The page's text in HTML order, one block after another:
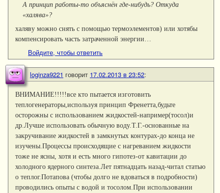
А принцип работы-то объяснён где-нибудь? Откуда
«халява»?
халяву можно снять с помощью термоэлементов) или хотябы
компенсировать часть затраченной энергии…
Войдите, чтобы ответить
loginza9221 говорит 17.02.2013 в 23:52:
ВНИМАНИЕ!!!!!все кто пытается изготовить
теплогенераторы,используя принцип Френетта,будьте
осторожны с использованием жидкостей-например(тосол)и
др.Лучше использовать обычную воду.Т.Г.-основанные на
закручивание жидкостей в замкнутых контурах-до конца не
изучены.Процессы происходящие с нагреванием жидкости
тоже не ясны, хотя и есть много гипотез-от кавитации до
холодного ядерного синтеза.Лет пятнадцать назад-читал статью
о теплог.Потапова (чтобы долго не вдоваться в подробности)
проводились опыты с водой и тосолом.При использовании